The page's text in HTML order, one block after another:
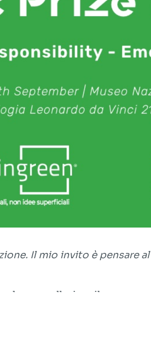
Il mio invito è pensare
la sua galleria milanese
materiale rivoluzionario.
incentrato sul tema della “